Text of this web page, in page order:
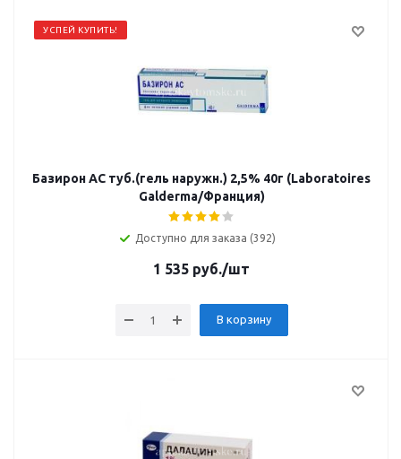
УСПЕЙ КУПИТЬ!
Базирон АС туб.(гель наружн.) 2,5% 40г (Laboratoires
Galderma/Франция)
Доступно для заказа (392)
1 535 руб./шт
В корзину